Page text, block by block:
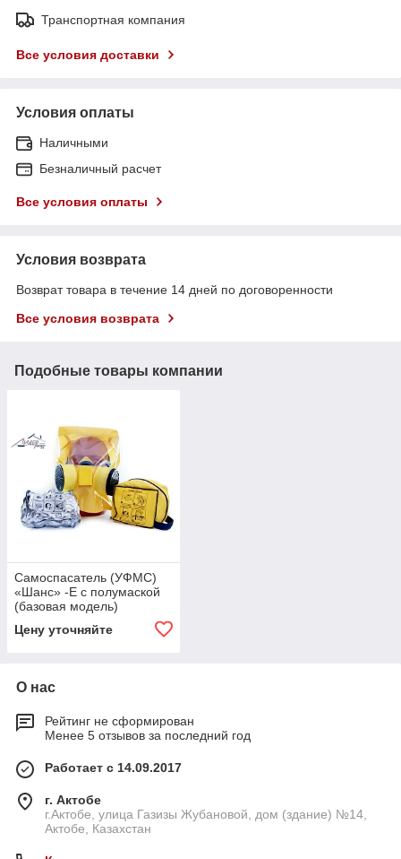
Транспортная компания
Все условия доставки
Условия оплаты
Наличными
Безналичный расчет
Все условия оплаты
Условия возврата
Возврат товара в течение 14 дней по договоренности
Все условия возврата
Подобные товары компании
Самоспасатель (УФМС)
«Шанс» -Е с полумаской
(базовая модель)
Цену уточняйте
О нас
Рейтинг не сформирован
Менее 5 отзывов за последний год
Работает с 14.09.2017
г. Актобе
г.Актобе, улица Газизы Жубановой, дом (здание) №14,
Актобе, Казахстан